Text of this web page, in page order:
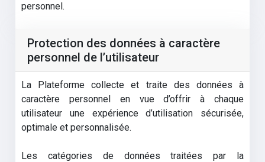
personnel.
Protection des données à caractère
personnel de l’utilisateur
La Plateforme collecte et traite des données à
caractère personnel en vue d’offrir à chaque
utilisateur une expérience d’utilisation sécurisée,
optimale et personnalisée.
Les catégories de données traitées par la